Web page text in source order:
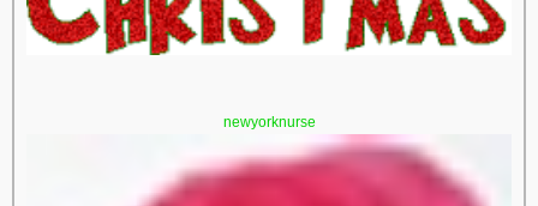
newyorknurse